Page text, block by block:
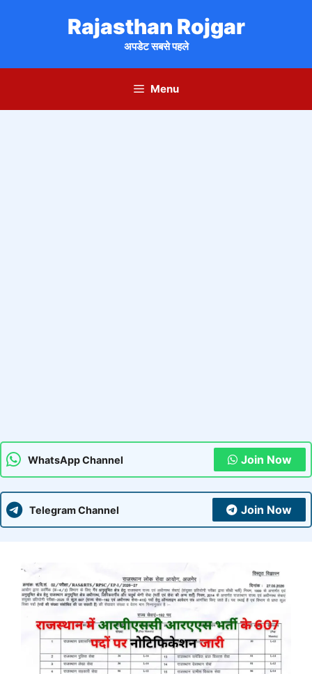
Rajasthan Rojgar
अपडेट सबसे पहले
Menu
WhatsApp Channel Join Now
Telegram Channel Join Now